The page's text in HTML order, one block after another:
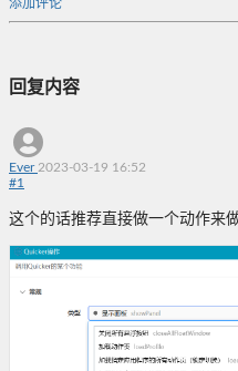
添加评论
回复内容
Ever2023-03-19 16:52
#1
这个的话推荐直接做一个动作来